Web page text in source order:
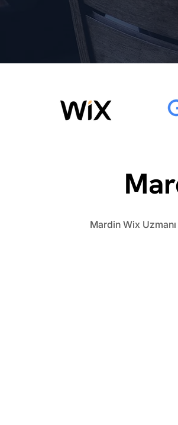
Mardin Wix